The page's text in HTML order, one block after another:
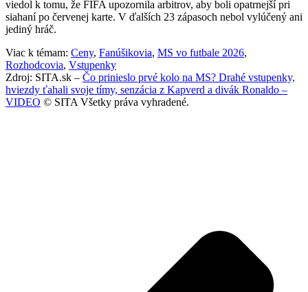
viedol k tomu, že FIFA upozornila arbitrov, aby boli opatrnejší pri
siahaní po červenej karte. V ďalších 23 zápasoch nebol vylúčený ani
jediný hráč.
Viac k témam: Ceny, Fanúšikovia, MS vo futbale 2026,
Rozhodcovia, Vstupenky
Zdroj: SITA.sk – Čo prinieslo prvé kolo na MS? Drahé vstupenky,
hviezdy ťahali svoje tímy, senzácia z Kapverd a divák Ronaldo –
VIDEO © SITA Všetky práva vyhradené.